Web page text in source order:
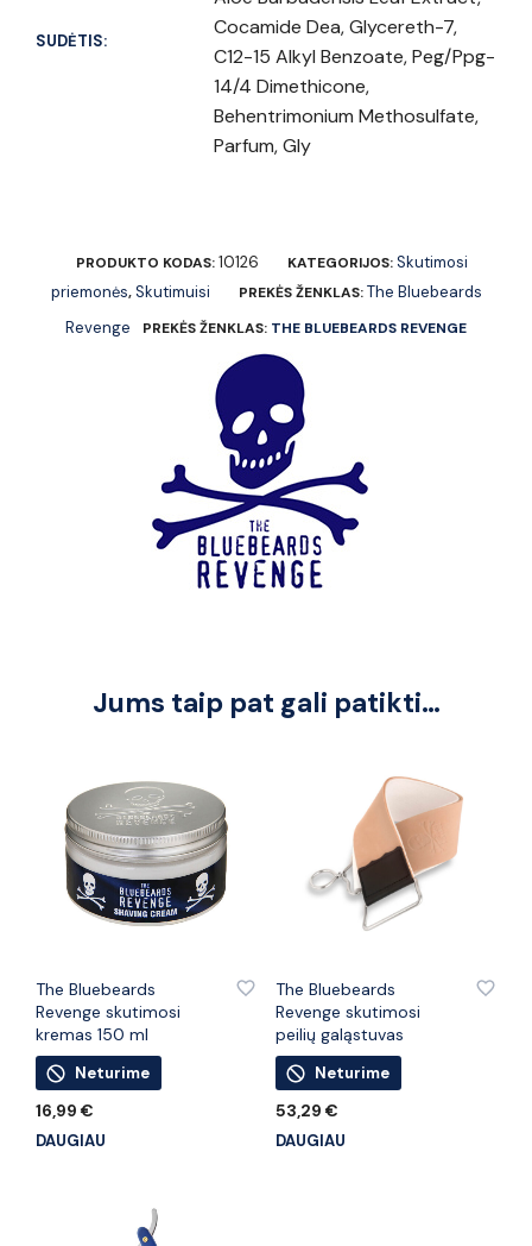
SUDĖTIS:
Cocamide Dea, Glycereth-7,
C12-15 Alkyl Benzoate, Peg/Ppg-
14/4 Dimethicone,
Behentrimonium Methosulfate,
Parfum, Gly
PRODUKTO KODAS:10126 KATEGORIJOS:Skutimosi
priemonės,Skutimuisi PREKĖS ŽENKLAS:The Bluebeards
Revenge
PREKĖS ŽENKLAS: THE BLUEBEARDS REVENGE
Jums taip pat gali patikti…
The Bluebeards
Revenge skutimosi
kremas 150 ml
Neturime
16,99 €
DAUGIAU
The Bluebeards
Revenge skutimosi
peilių galąstuvas
Neturime
53,29 €
DAUGIAU